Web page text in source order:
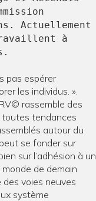
Actuellement
à
pas espérer
les individus. ».
rassemble des
tendances
autour du
se fonder sur
sur l’adhésion à un
de demain
voies neuves
système